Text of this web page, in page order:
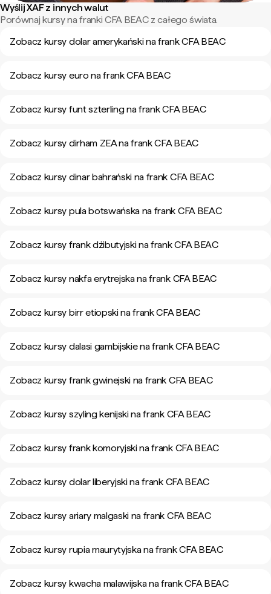
Wyślij XAF z innych walut
Porównaj kursy na franki CFA BEAC z całego świata.
Zobacz kursy dolar amerykański na frank CFA BEAC
Zobacz kursy euro na frank CFA BEAC
Zobacz kursy funt szterling na frank CFA BEAC
Zobacz kursy dirham ZEA na frank CFA BEAC
Zobacz kursy dinar bahrański na frank CFA BEAC
Zobacz kursy pula botswańska na frank CFA BEAC
Zobacz kursy frank dżibutyjski na frank CFA BEAC
Zobacz kursy nakfa erytrejska na frank CFA BEAC
Zobacz kursy birr etiopski na frank CFA BEAC
Zobacz kursy dalasi gambijskie na frank CFA BEAC
Zobacz kursy frank gwinejski na frank CFA BEAC
Zobacz kursy szyling kenijski na frank CFA BEAC
Zobacz kursy frank komoryjski na frank CFA BEAC
Zobacz kursy dolar liberyjski na frank CFA BEAC
Zobacz kursy ariary malgaski na frank CFA BEAC
Zobacz kursy rupia maurytyjska na frank CFA BEAC
Zobacz kursy kwacha malawijska na frank CFA BEAC